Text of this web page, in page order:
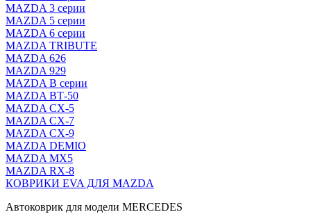
MAZDA 3 серии
MAZDA 5 серии
MAZDA 6 серии
MAZDA TRIBUTE
MAZDA 626
MAZDA 929
MAZDA В серии
MAZDA ВТ-50
MAZDA CX-5
MAZDA CX-7
MAZDA CX-9
MAZDA DEMIO
MAZDA MX5
MAZDA RX-8
КОВРИКИ EVA ДЛЯ MAZDA
Автоковрик для модели MERCEDES